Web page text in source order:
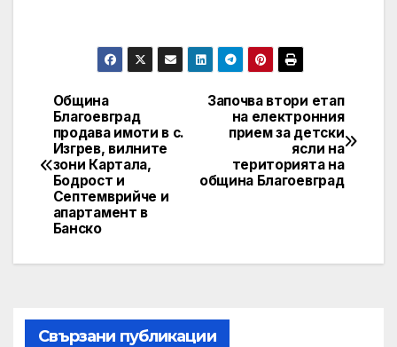
Post
navigation
Започва втори етап
на електронния
прием за детски
ясли на
територията на
община Благоевград
Община
Благоевград
продава имоти в с.
Изгрев, вилните
зони Картала,
Бодрост и
Септемврийче и
апартамент в
Банско
Свързани публикации